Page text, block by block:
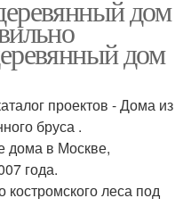
дом
дом
проектов - Дома из
бруса .
дома в Москве,
года.
костромского леса под